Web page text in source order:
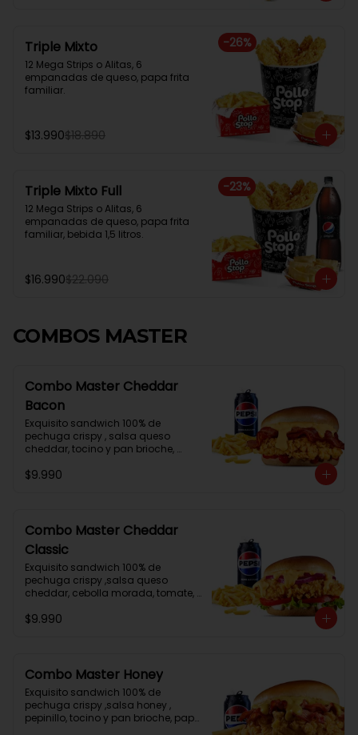
-26%
Triple Mixto
12 Mega Strips o Alitas, 6
empanadas de queso, papa frita
familiar.
$13.990$18.890
-23%
Triple Mixto Full
12 Mega Strips o Alitas, 6
empanadas de queso, papa frita
familiar, bebida 1,5 litros.
$16.990$22.090
COMBOS MASTER
Combo Master Cheddar
Bacon
Exquisito sandwich 100% de
pechuga crispy , salsa queso
cheddar, tocino y pan brioche,
$9.990
Combo Master Cheddar
Classic
Exquisito sandwich 100% de
pechuga crispy ,salsa queso
cheddar, cebolla morada, tomate,
papa frita mediana , lata de bebida
$9.990
Combo Master Honey
Exquisito sandwich 100% de
pechuga crispy ,salsa honey ,
pepinillo, tocino y pan brioche, papa